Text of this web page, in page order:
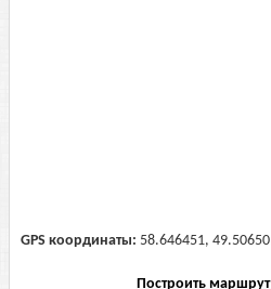
GPS координаты: 58.646451,
Построить маршрут